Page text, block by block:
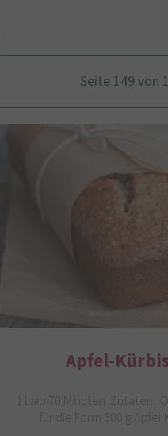
Seite 149 von
Apfel-
1 Laib 70 Minuten Zutaten:
für die Form 500 g Äpfel